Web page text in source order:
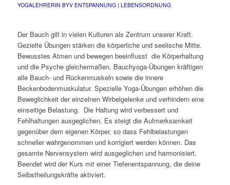
YOGALEHRERIN BYV ENTSPANNUNG | LEBENSORDNUNG
Der Bauch gilt in vielen Kulturen als Zentrum unserer Kraft.
Gezielte Übungen stärken die körperliche und seelische Mitte.
Bewusstes Atmen und bewegen beeinflusst die Körperhaltung
und die Psyche gleichermaßen. Bauchyoga-Übungen kräftigen
alle Bauch- und Rückenmuskeln sowie die innere
Beckenbodenmuskulatur. Spezielle Yoga-Übungen erhöhen die
Beweglichkeit der einzelnen Wirbelgelenke und verhindern eine
einseitige Belastung. Die Haltung wird verbessert und
Fehlhaltungen ausgeglichen. Es steigt die Aufmerksamkeit
gegenüber dem eigenen Körper, so dass Fehlbelastungen
schneller wahrgenommen und korrigiert werden können. Das
gesamte Nervensystem wird ausgeglichen und harmonisiert.
Beendet wird der Kurs mit einer Tiefenentspannung, die deine
Selbstheilungskräfte aktiviert.